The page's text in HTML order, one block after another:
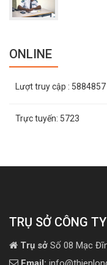
ONLINE
Lượt truy cập : 5884857
Trực tuyến: 5723
TRỤ SỞ CÔNG TY
Trụ sở Số 08 Mạc